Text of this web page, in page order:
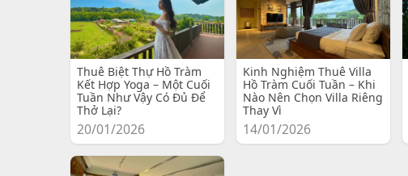
Thuê Biệt Thự Hồ Tràm
Kết Hợp Yoga – Một Cuối
Tuần Như Vậy Có Đủ Để
Thở Lại?
20/01/2026
Kinh Nghiệm Thuê Villa
Hồ Tràm Cuối Tuần – Khi
Nào Nên Chọn Villa Riêng
Thay Vì
14/01/2026